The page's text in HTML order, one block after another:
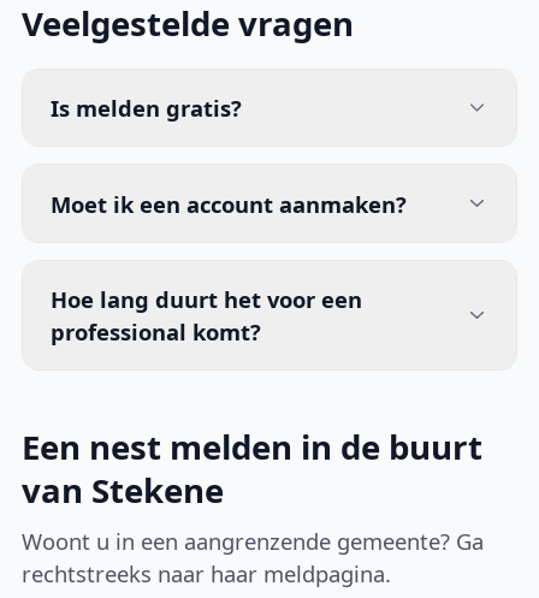
Veelgestelde vragen
Is melden gratis?
Moet ik een account aanmaken?
Hoe lang duurt het voor een
professional komt?
Een nest melden in de buurt
van Stekene
Woont u in een aangrenzende gemeente? Ga
rechtstreeks naar haar meldpagina.